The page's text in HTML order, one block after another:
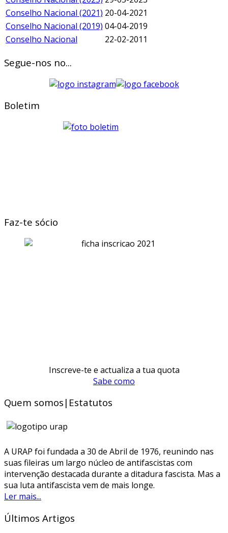
Conselho Nacional (2021) 20-04-2021
Conselho Nacional (2019) 04-04-2019
Conselho Nacional
22-02-2011
Segue-nos no...
Boletim
Faz-te sócio
Inscreve-te e actualiza a tua quota
Sabe como
Quem somos|Estatutos
A URAP foi fundada a 30 de Abril de 1976, reunindo nas
suas fileiras um largo núcleo de antifascistas com
intervenção destacada durante a ditadura fascista. Mas a
sua luta antifascista vem de mais longe.
Ler mais...
Últimos Artigos